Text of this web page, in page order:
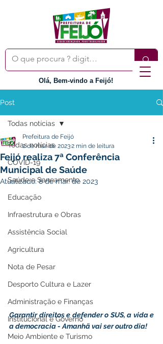
Olá, Bem-vindo a Feijó!
Post
Todas notícias
COVID-19
Saúde e Saneamento
Educação
Infraestrutura e Obras
Assistência Social
Agricultura
Nota de Pesar
Desporto Cultura e Lazer
Administração e Finanças
Institucional e Governo
Meio Ambiente e Turismo
Todas notícias
Feijó realiza 7ª Conferência
Municipal de Saúde
Prefeitura de Feijó
2 de mar. de 20232 min de leitura
Atualizado:8 de mar. de 2023
Garantir direitos e defender o SUS, a vida e
a democracia - Amanhã vai ser outro dia!